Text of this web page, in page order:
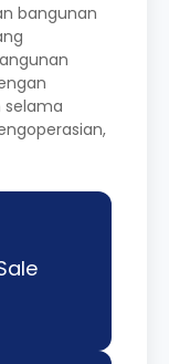
bangunan
selama